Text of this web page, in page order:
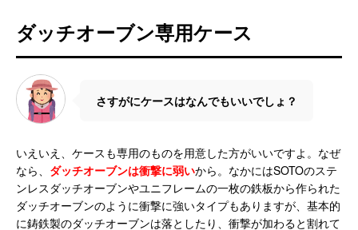
ダッチオーブン専用ケース
さすがにケースはなんでもいいでしょ？
いえいえ、ケースも専用のものを用意した方がいいですよ。なぜ
なら、 ダッチオーブンは衝撃に弱いから。なかにはSOTOのステ
ンレスダッチオーブンやユニフレームの一枚の鉄板から作られた
ダッチオーブンのように衝撃に強いタイプもありますが、基本的
に鋳鉄製のダッチオーブンは落としたり、衝撃が加わると割れて